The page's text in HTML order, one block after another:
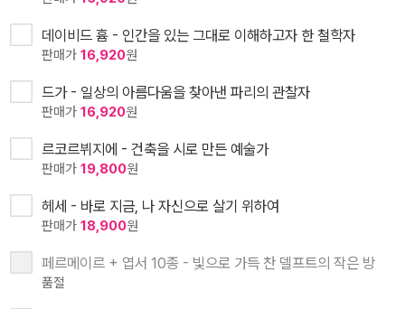
데이비드 흄 - 인간을 있는 그대로 이해하고자 한 철학자
판매가 16,920원
드가 - 일상의 아름다움을 찾아낸 파리의 관찰자
판매가 16,920원
르코르뷔지에 - 건축을 시로 만든 예술가
판매가 19,800원
헤세 - 바로 지금, 나 자신으로 살기 위하여
판매가 18,900원
페르메이르 + 엽서 10종 - 빛으로 가득 찬 델프트의 작은 방
품절